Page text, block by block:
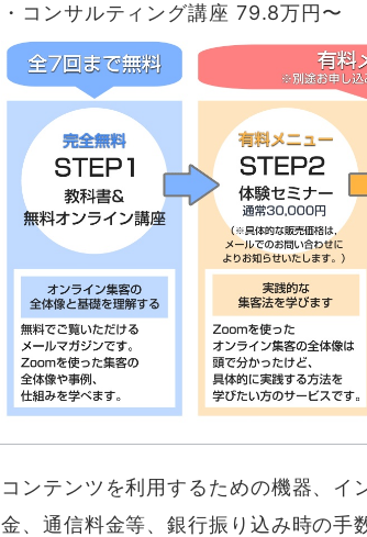
・コンサルティング講座 79.8万円〜
コンテンツを利用するための機器、イ
金、通信料金等、銀行振り込み時の手